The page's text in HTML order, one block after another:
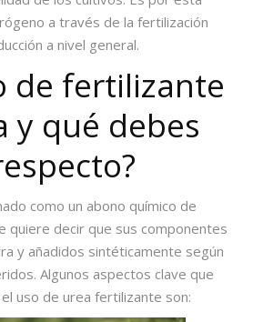
a través de la fertilización
a nivel general.
de fertilizante
y qué debes
como un abono químico de
quiere decir que sus componentes
y añadidos sintéticamente según
Algunos aspectos clave que
uso de urea fertilizante son: